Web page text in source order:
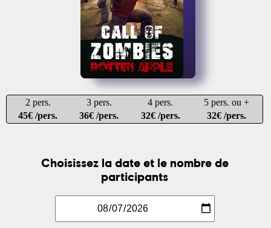
2 pers. 3 pers. 4 pers.
5 pers. ou +
45€ /pers.
36€ /pers. 32€ /pers. 32€ /pers.
Choisissez la date et le nombre de
participants